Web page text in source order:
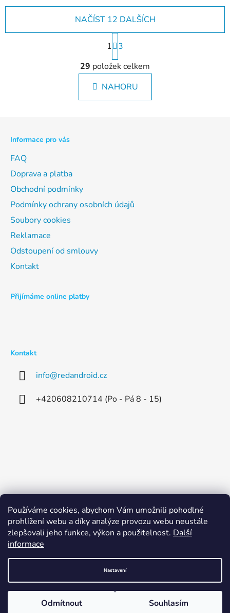
Používáme cookies, abychom Vám umožnili pohodlné
prohlížení webu a díky analýze provozu webu neustále
zlepšovali jeho funkce, výkon a použitelnost. Další
informace
Nastavení
Odmítnout Souhlasím
v
l
d
c
NAČÍST 12 DALŠÍCH
S
t
r
n
k
o
v
á
í
1
3
29 položek celkem
NAHORU
Informace pro vás
FAQ
Doprava a platba
Obchodní podmínky
Podmínky ochrany osobních údajů
Soubory cookies
Reklamace
Odstoupení od smlouvy
Kontakt
Přijímáme online platby
Kontakt
info@redandroid.cz
+420608210714 (Po - Pá 8 - 15)
Vytvořil Shoptet
Copyright 2026
. Všechna práva